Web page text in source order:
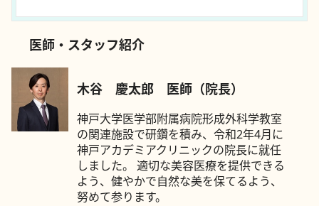
医師・スタッフ紹介
木谷 慶太郎 医師（院長）
神戸大学医学部附属病院形成外科学教室
の関連施設で研鑽を積み、令和2年4月に
神戸アカデミアクリニックの院長に就任
しました。 適切な美容医療を提供できる
よう、健やかで自然な美を保てるよう、
努めて参ります。